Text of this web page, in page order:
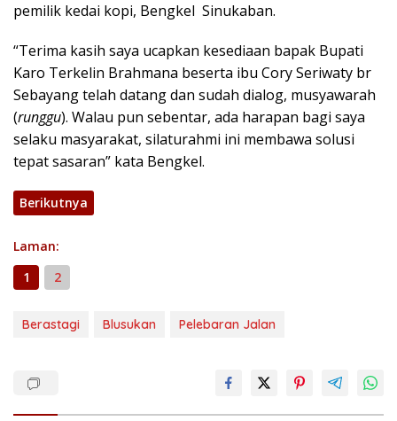
pemilik kedai kopi, Bengkel Sinukaban.
“Terima kasih saya ucapkan kesediaan bapak Bupati
Karo Terkelin Brahmana beserta ibu Cory Seriwaty br
Sebayang telah datang dan sudah dialog, musyawarah
(runggu). Walau pun sebentar, ada harapan bagi saya
selaku masyarakat, silaturahmi ini membawa solusi
tepat sasaran” kata Bengkel.
Berikutnya
Laman:
1
2
Berastagi Blusukan Pelebaran Jalan